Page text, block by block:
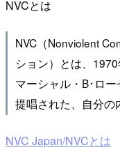
NVCとは
NVC（Nonviolent
ション）とは、
マーシャル・B･ロー
提唱された、自分の
NVC Japan/NVCとは